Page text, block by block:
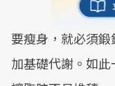
要瘦身，就必須
加基礎代謝。如此